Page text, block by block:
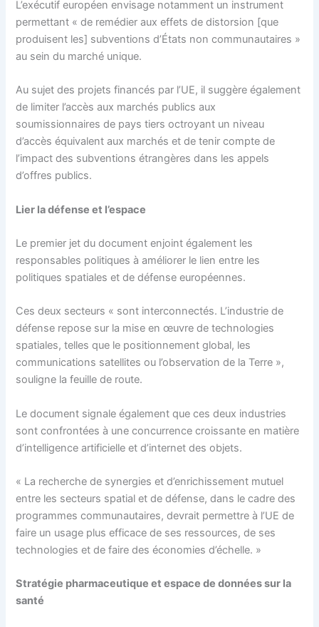
L’exécutif européen envisage notamment un instrument
permettant « de remédier aux effets de distorsion [que
produisent les] subventions d’États non communautaires »
au sein du marché unique.
Au sujet des projets financés par l’UE, il suggère également
de limiter l’accès aux marchés publics aux
soumissionnaires de pays tiers octroyant un niveau
d’accès équivalent aux marchés et de tenir compte de
l’impact des subventions étrangères dans les appels
d’offres publics.
Lier la défense et l’espace
Le premier jet du document enjoint également les
responsables politiques à améliorer le lien entre les
politiques spatiales et de défense européennes.
Ces deux secteurs « sont interconnectés. L’industrie de
défense repose sur la mise en œuvre de technologies
spatiales, telles que le positionnement global, les
communications satellites ou l’observation de la Terre »,
souligne la feuille de route.
Le document signale également que ces deux industries
sont confrontées à une concurrence croissante en matière
d’intelligence artificielle et d’internet des objets.
« La recherche de synergies et d’enrichissement mutuel
entre les secteurs spatial et de défense, dans le cadre des
programmes communautaires, devrait permettre à l’UE de
faire un usage plus efficace de ses ressources, de ses
technologies et de faire des économies d’échelle. »
Stratégie pharmaceutique et espace de données sur la
santé